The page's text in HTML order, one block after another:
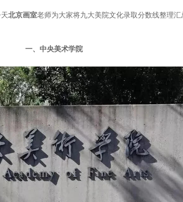
北京画室老师为大家将九大美院文化录取分数线整理
一、中央美术学院